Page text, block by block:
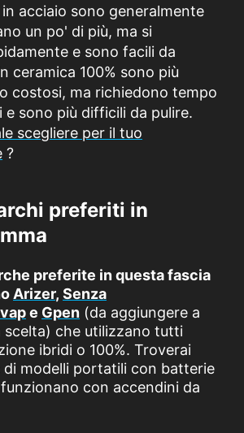
in acciaio sono generalmente
un po' di più, ma si
e sono facili da
ceramica 100% sono più
costosi, ma richiedono tempo
e sono più difficili da pulire.
scegliere per il tuo
?
preferiti in
preferite in questa fascia
Arizer, Senza
e Gpen (da aggiungere a
scelta) che utilizzano tutti
ibridi o 100%. Troverai
di modelli portatili con batterie
con accendini da